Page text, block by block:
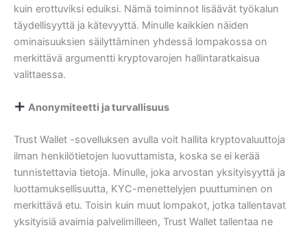
kuin erottuviksi eduiksi. Nämä toiminnot lisäävät työkalun
täydellisyyttä ja kätevyyttä. Minulle kaikkien näiden
ominaisuuksien säilyttäminen yhdessä lompakossa on
merkittävä argumentti kryptovarojen hallintaratkaisua
valittaessa.
Anonymiteetti ja turvallisuus
Trust Wallet -sovelluksen avulla voit hallita kryptovaluuttoja
ilman henkilötietojen luovuttamista, koska se ei kerää
tunnistettavia tietoja. Minulle, joka arvostan yksityisyyttä ja
luottamuksellisuutta, KYC-menettelyjen puuttuminen on
merkittävä etu. Toisin kuin muut lompakot, jotka tallentavat
yksityisiä avaimia palvelimilleen, Trust Wallet tallentaa ne